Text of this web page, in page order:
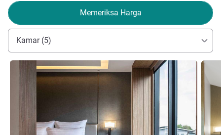
Memeriksa Harga
Kamar (5)
Lihat detail Lihat